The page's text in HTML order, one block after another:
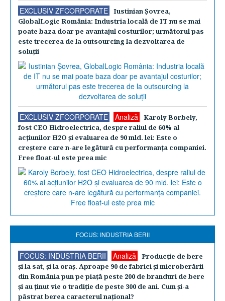
EXCLUSIV ZFCORPORATE
Iustinian Şovrea,
GlobalLogic România: Industria locală de IT nu se mai
poate baza doar pe avantajul costurilor; următorul pas
este trecerea de la outsourcing la dezvoltarea de
soluţii
EXCLUSIV ZFCORPORATE Analiză
Karoly Borbely,
fost CEO Hidroelectrica, despre raliul de 60% al
acţiunilor H2O şi evaluarea de 90 mld. lei: Este o
creştere care n-are legătură cu performanţa companiei.
Free float-ul este prea mic
FOCUS: INDUSTRIA BERII
FOCUS: INDUSTRIA BERII Analiză
Producţie de bere
şi la sat, şi la oraş. Aproape 90 de fabrici şi microberării
din România pun pe piaţă peste 200 de branduri de bere
şi au ţinut vie o tradiţie de peste 300 de ani. Cum şi-a
păstrat berea caracterul naţional?